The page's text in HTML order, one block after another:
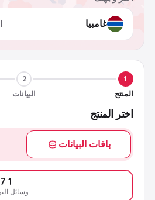
1
المنتج
2
البيانات
اختر المنتج
باقات البيانات
1 GB — 7 أيام
وسائل